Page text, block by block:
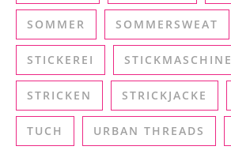
SOMMER SOMMERSWEAT
STICKEREI STICKMASCHINE
STRICKEN STRICKJACKE
TUCH URBAN THREADS